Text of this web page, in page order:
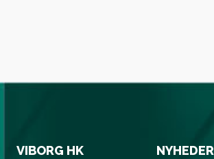
VIBORG HK NYHEDER